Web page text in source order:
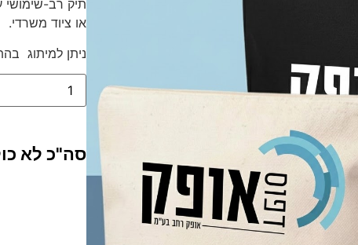
תיק רב-שימושי
או ציוד משרדי.
ניתן למיתוג
סה"כ לא